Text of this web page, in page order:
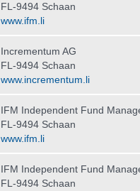
FL-9494 Schaan
www.ifm.li
Incrementum AG
FL-9494 Schaan
www.incrementum.li
IFM Independent Fund
FL-9494 Schaan
www.ifm.li
IFM Independent Fund
FL-9494 Schaan